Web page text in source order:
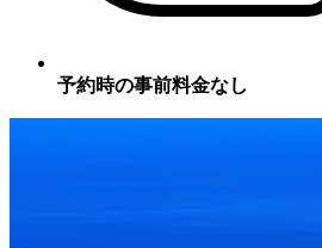
予約時の事前料金なし